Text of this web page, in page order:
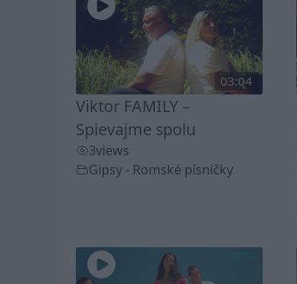
03:04
Viktor FAMILY –
Spievajme spolu
3views
Gipsy - Romské písničky